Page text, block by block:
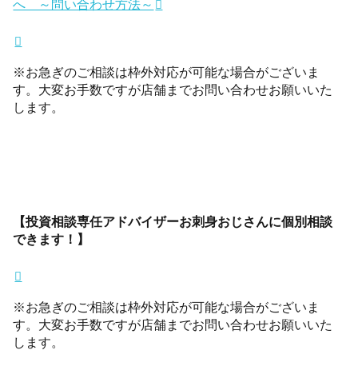
へ ～問い合わせ方法～
※お急ぎのご相談は枠外対応が可能な場合がございま
す。大変お手数ですが店舗までお問い合わせお願いいた
します。
【投資相談専任アドバイザーお刺身おじさんに個別相談
できます！】
※お急ぎのご相談は枠外対応が可能な場合がございま
す。大変お手数ですが店舗までお問い合わせお願いいた
します。